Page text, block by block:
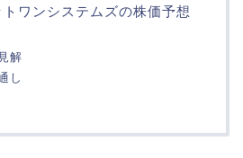
トワンシステムズの株価予想
解
し